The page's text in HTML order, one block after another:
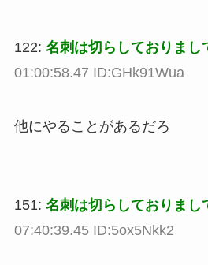
122: 名刺は切らしておりまし
01:00:58.47 ID:GHk91Wua
他にやることがあるだろ
151: 名刺は切らしておりまし
07:40:39.45 ID:5ox5Nkk2